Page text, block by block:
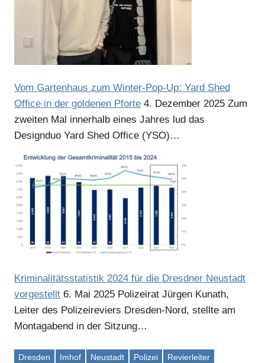
Anzeige
Anzeige
Vom Gartenhaus zum Winter-Pop-Up: Yard Shed
Office in der goldenen Pforte 4. Dezember 2025 Zum
zweiten Mal innerhalb eines Jahres lud das
Designduo Yard Shed Office (YSO)…
Kriminalitätsstatistik 2024 für die Dresdner Neustadt
vorgestellt 6. Mai 2025 Polizeirat Jürgen Kunath,
Leiter des Polizeireviers Dresden-Nord, stellte am
Montagabend in der Sitzung…
Dresden Imhof Neustadt Polizei Revierleiter